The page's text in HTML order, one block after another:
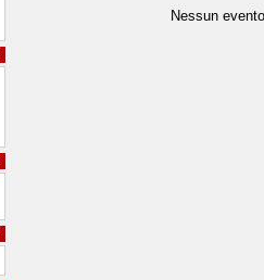
Nessun